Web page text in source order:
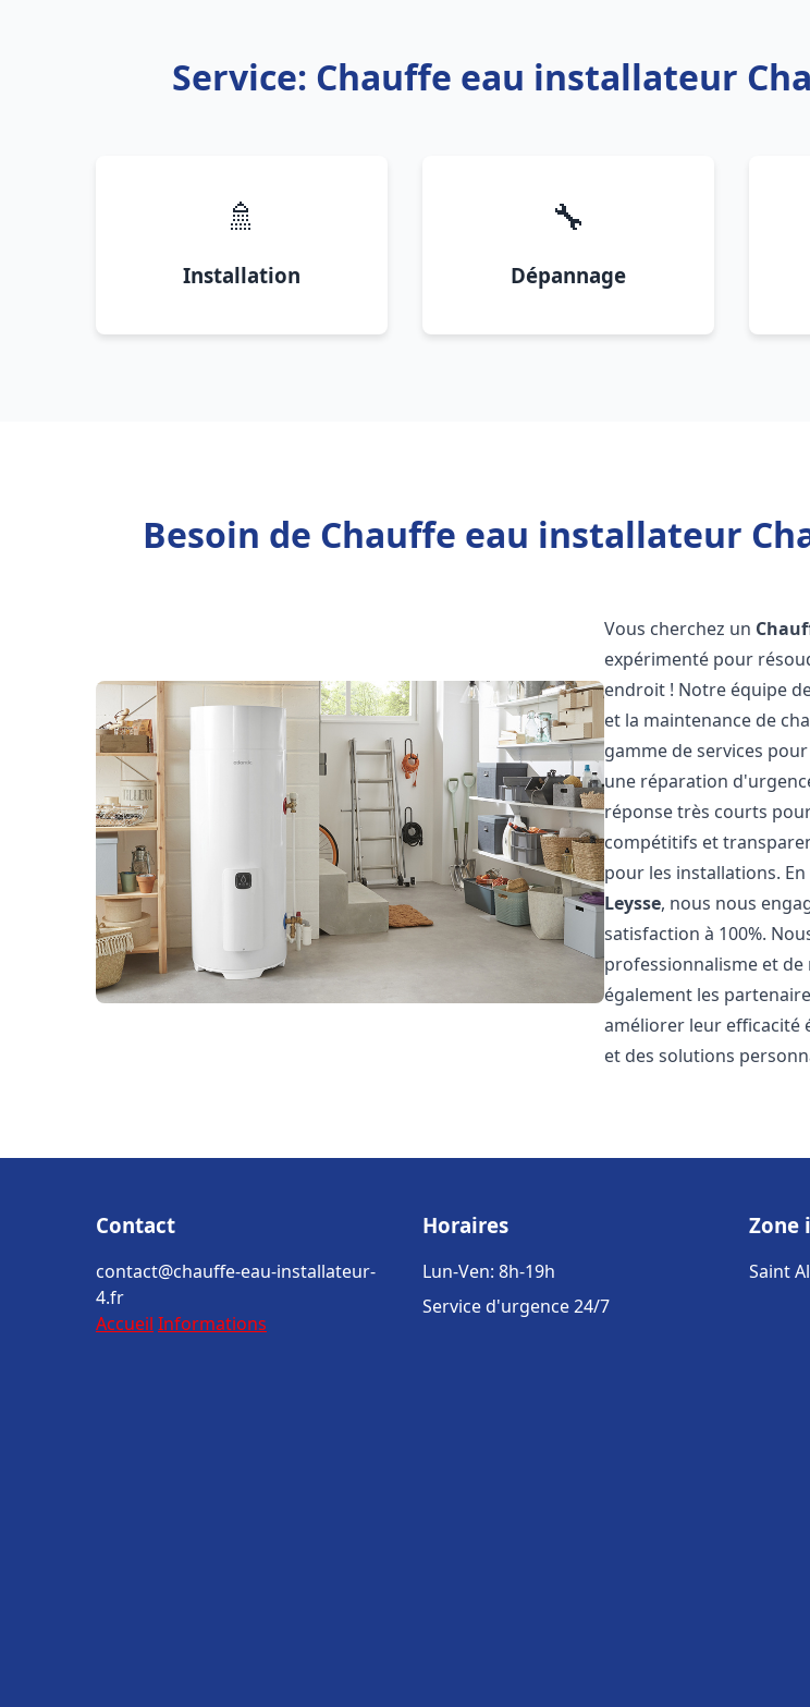
Service: Chauffe eau installateur
🚿
Installation
🔧
Dépannage
Besoin de Chauffe eau installateur
Vous cherchez un
expérimenté pour
endroit ! Notre équipe
et la maintenance de
gamme de services
une réparation
réponse très courts
compétitifs et
pour les installations.
Leysse, nous nous
satisfaction à 100%.
professionnalisme et
également les
améliorer leur efficacité
et des solutions
Contact
contact@chauffe-eau-installateur-
4.fr
Accueil Informations
Horaires
Lun-Ven: 8h-19h
Service d'urgence 24/7
Zone
Saint